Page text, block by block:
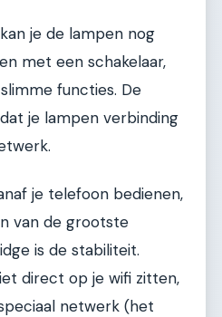
je de lampen nog
met een schakelaar,
functies. De
je lampen verbinding
je telefoon bedienen,
van de grootste
is de stabiliteit.
direct op je wifi zitten,
netwerk (het